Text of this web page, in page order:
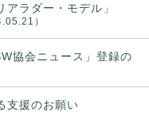
アラダー・モデル」
）
協会ニュース」登録の
支援のお願い